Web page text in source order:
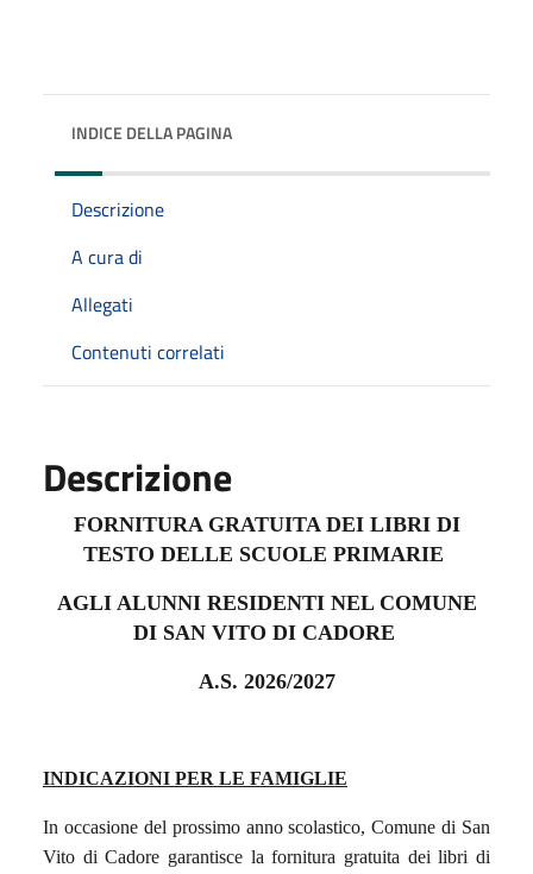
INDICE DELLA PAGINA
Descrizione
A cura di
Allegati
Contenuti correlati
Descrizione
FORNITURA GRATUITA DEI LIBRI DI
TESTO DELLE SCUOLE PRIMARIE
AGLI ALUNNI RESIDENTI NEL COMUNE
DI SAN VITO DI CADORE
A.S. 2026/2027
INDICAZIONI PER LE FAMIGLIE
In occasione del prossimo anno scolastico, Comune di San
Vito di Cadore garantisce la fornitura gratuita dei libri di